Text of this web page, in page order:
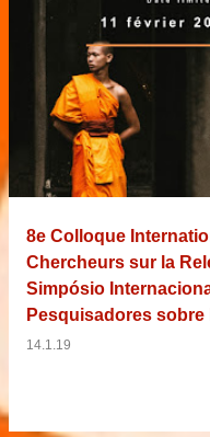
8e Colloque
Chercheurs sur la
Simpósio
Pesquisadores
14.1.19